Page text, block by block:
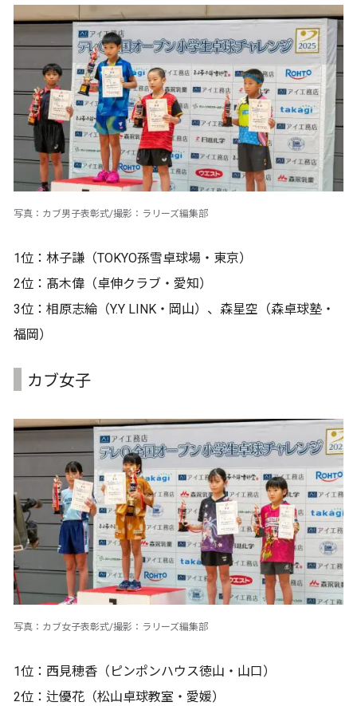
写真：カブ男子表彰式/撮影：ラリーズ編集部
1位：林子謙（TOKYO孫雪卓球場・東京）
2位：髙木偉（卓伸クラブ・愛知）
3位：相原志綸（Y.Y LINK・岡山）、森星空（森卓球塾・
福岡）
カブ女子
写真：カブ女子表彰式/撮影：ラリーズ編集部
1位：西見穂香（ピンポンハウス徳山・山口）
2位：辻優花（松山卓球教室・愛媛）